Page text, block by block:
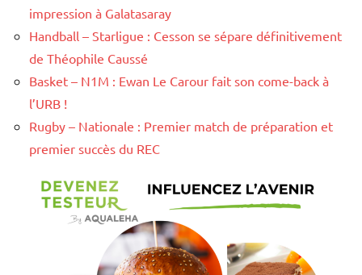
impression à Galatasaray
Handball – Starligue : Cesson se sépare définitivement
de Théophile Caussé
Basket – N1M : Ewan Le Carour fait son come-back à
l’URB !
Rugby – Nationale : Premier match de préparation et
premier succès du REC